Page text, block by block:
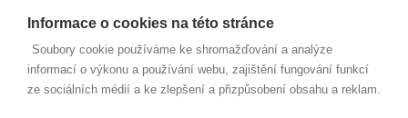
ŠKOLA ANGLICKÝ JAZYK ŽÁCI
PAVUČINKA
JÍDELNA
MAPA SERVERU
NOVINKY
Informace o cookies na této stránce
Soubory cookie používáme ke shromažďování a analýze
informací o výkonu a používání webu, zajištění fungování funkcí
ze sociálních médií a ke zlepšení a přizpůsobení obsahu a reklam.